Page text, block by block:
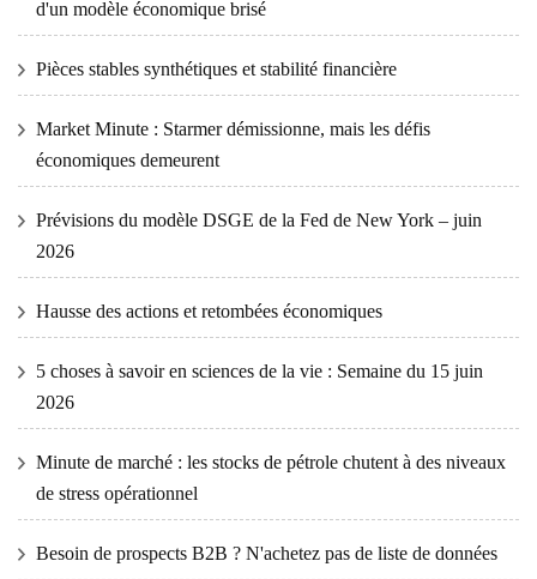
d'un modèle économique brisé
Pièces stables synthétiques et stabilité financière
Market Minute : Starmer démissionne, mais les défis
économiques demeurent
Prévisions du modèle DSGE de la Fed de New York – juin
2026
Hausse des actions et retombées économiques
5 choses à savoir en sciences de la vie : Semaine du 15 juin
2026
Minute de marché : les stocks de pétrole chutent à des niveaux
de stress opérationnel
Besoin de prospects B2B ? N'achetez pas de liste de données